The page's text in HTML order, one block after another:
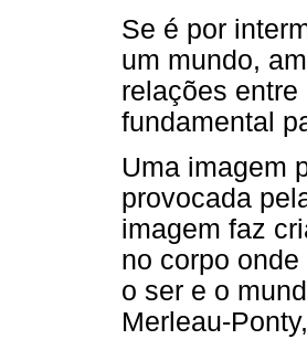
Se é por
um mundo,
relações
fundamental
Uma imagem
provocada
imagem faz
no corpo
o ser e o
Merleau-